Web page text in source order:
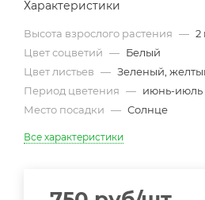
Характеристики
Высота взрослого растения — 2
Цвет соцветий — Белый
Цвет листьев — Зеленый,
Период цветения — июнь-июль
Место посадки — Солнце
Все характеристики